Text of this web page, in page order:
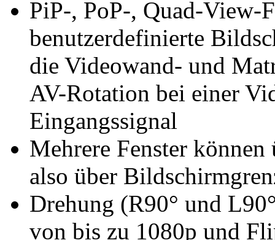
PiP-, PoP-, Quad-View-
benutzerdefinierte
die Videowand- und
AV-Rotation bei einer
Eingangssignal
Mehrere Fenster
also über
Drehung (R90° und
von bis zu 1080p und